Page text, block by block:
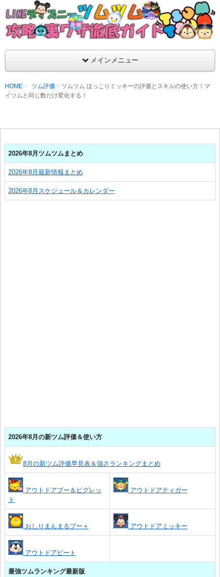
LINEディズニー ツムツム攻略・裏ワザ徹底
支持率No1！痒いところに手が届くツムツム攻略サイト！新ツ
ラ評価も丁寧に解説！ツムツムを120％楽しめるサイトを目指し
メインメニュー
HOME ツム評価
ツムツム ほっこりミッキーの評価とスキルの使い方！マ
イツムと同じ数だけ変化する！
2026年8月ツムツムまとめ
2026年8月最新情報まとめ
2026年8月スケジュール＆カレンダー
2026年8月の新ツム評価＆使い方
8月の新ツム評価早見表＆強さランキングまとめ
アウトドアプー＆ピグレッ
ト
アウトドアティガー
おしりまんまるプー＋ アウトドアミッキー
アウトドアピート
最強ツムランキング最新版